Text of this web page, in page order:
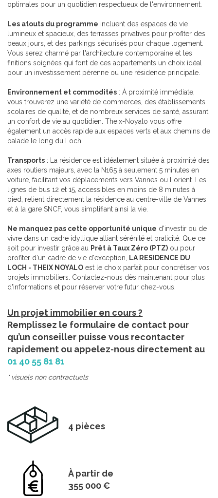
optimales pour un quotidien respectueux de l'environnement.
Les atouts du programme incluent des espaces de vie
lumineux et spacieux, des terrasses privatives pour profiter des
beaux jours, et des parkings sécurisés pour chaque logement.
Vous serez charmé par l'architecture contemporaine et les
finitions soignées qui font de ces appartements un choix idéal
pour un investissement pérenne ou une résidence principale.
Environnement et commodités : À proximité immédiate,
vous trouverez une variété de commerces, des établissements
scolaires de qualité, et de nombreux services de santé, assurant
un confort de vie au quotidien. Theix-Noyalo vous offre
également un accès rapide aux espaces verts et aux chemins de
balade le long du Loch.
Transports : La résidence est idéalement située à proximité des
axes routiers majeurs, avec la N165 à seulement 5 minutes en
voiture, facilitant vos déplacements vers Vannes ou Lorient. Les
lignes de bus 12 et 15, accessibles en moins de 8 minutes à
pied, relient directement la résidence au centre-ville de Vannes
et à la gare SNCF, vous simplifiant ainsi la vie.
Ne manquez pas cette opportunité unique d'investir ou de
vivre dans un cadre idyllique alliant sérénité et praticité. Que ce
soit pour investir grâce au Prêt à Taux Zéro (PTZ) ou pour
profiter d'un cadre de vie d'exception, LA RESIDENCE DU
LOCH - THEIX NOYALO est le choix parfait pour concrétiser vos
projets immobiliers. Contactez-nous dès maintenant pour plus
d'informations et pour réserver votre futur chez-vous.
Un projet immobilier en cours ?
Remplissez le formulaire de contact pour
qu’un conseiller puisse vous recontacter
rapidement ou appelez-nous directement au
01 40 55 81 81
* visuels non contractuels
4 pièces
À partir de
355 000 €